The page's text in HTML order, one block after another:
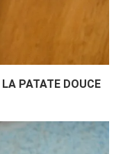
PATATE DOUCE